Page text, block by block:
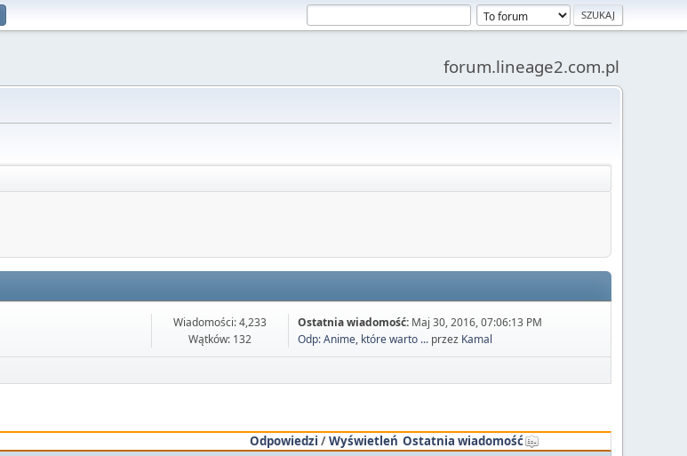
forum.lineage2.com.pl
Wiadomości: 4,233
Wątków: 132
Ostatnia wiadomość: Maj 30, 2016, 07:06:13 PM
Odp: Anime, które warto ... przez Kamal
Odpowiedzi /Wyświetleń Ostatnia wiadomość